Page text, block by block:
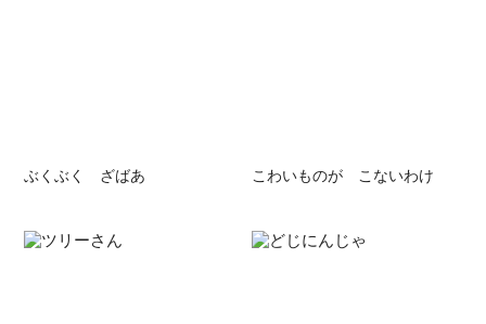
ぶくぶく ざばあ こわいものが こないわけ